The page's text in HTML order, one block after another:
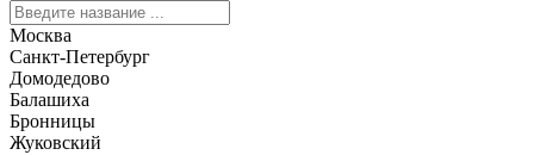
Москва
Санкт-Петербург
Домодедово
Балашиха
Бронницы
Жуковский